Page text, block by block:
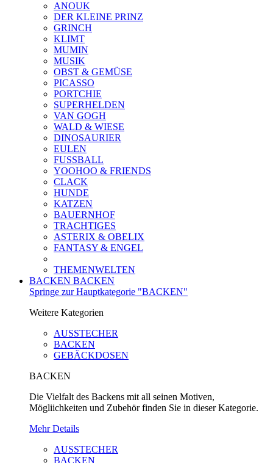
ANOUK
DER KLEINE PRINZ
GRINCH
KLIMT
MUMIN
MUSIK
OBST & GEMÜSE
PICASSO
PORTCHIE
SUPERHELDEN
VAN GOGH
WALD & WIESE
DINOSAURIER
EULEN
FUSSBALL
YOOHOO & FRIENDS
CLACK
HUNDE
KATZEN
BAUERNHOF
TRACHTIGES
ASTERIX & OBELIX
FANTASY & ENGEL
THEMENWELTEN
BACKEN BACKEN
Springe zur Hauptkategorie "BACKEN"
Weitere Kategorien
AUSSTECHER
BACKEN
GEBÄCKDOSEN
BACKEN
Die Vielfalt des Backens mit all seinen Motiven,
Mögliichkeiten und Zubehör finden Sie in dieser Kategorie.
Mehr Details
AUSSTECHER
BACKEN